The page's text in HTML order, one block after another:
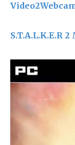
S.T.A.L.K.E.R